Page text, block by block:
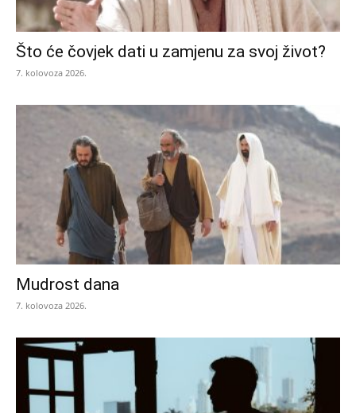
Što će čovjek dati u zamjenu za svoj život?
7. kolovoza 2026.
Mudrost dana
7. kolovoza 2026.